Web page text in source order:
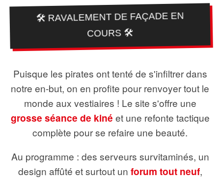
🛠️ RAVALEMENT DE FAÇADE EN
COURS 🛠️
Puisque les pirates ont tenté de s'infiltrer dans
notre en-but, on en profite pour renvoyer tout le
monde aux vestiaires ! Le site s'offre une
grosse séance de kiné et une refonte tactique
complète pour se refaire une beauté.
Au programme : des serveurs survitaminés, un
design affûté et surtout un forum tout neuf,